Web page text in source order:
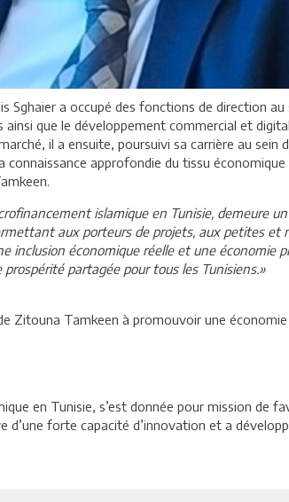
Sghaier a occupé des fonctions de direction
que le développement commercial et
il a ensuite, poursuivi sa carrière au sein
connaissance approfondie du tissu
islamique en Tunisie, demeure
aux porteurs de projets, aux petites et
inclusion économique réelle et une économie
partagée pour tous les Tunisiens.»
Zitouna Tamkeen à promouvoir une
en Tunisie, s’est donnée pour mission de
forte capacité d’innovation et a